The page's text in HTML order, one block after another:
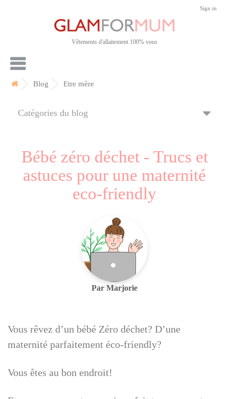
Sign in
Vêtements d'allaitement 100% vous
Blog Etre mère
Catégories du blog
Bébé zéro déchet - Trucs et
astuces pour une maternité
eco-friendly
Par Marjorie
Vous rêvez d’un bébé Zéro déchet? D’une
maternité parfaitement éco-friendly?
Vous êtes au bon endroit!